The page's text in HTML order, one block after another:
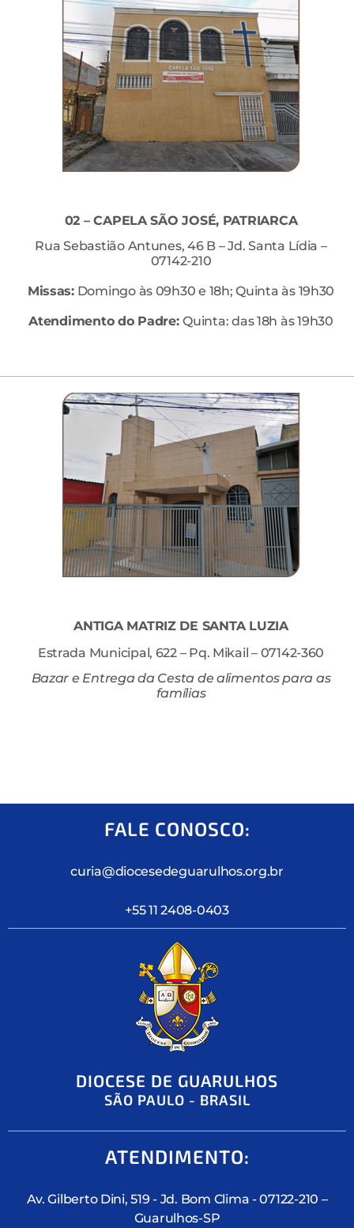
02 – CAPELA SÃO JOSÉ, PATRIARCA
Rua Sebastião Antunes, 46 B – Jd. Santa Lídia –
07142-210
Missas:Domingo às 09h30 e 18h; Quinta às 19h30
Atendimento do Padre:Quinta: das 18h às 19h30
ANTIGA MATRIZ DE SANTA LUZIA
Estrada Municipal, 622 – Pq. Mikail – 07142-360
Bazar e Entrega da Cesta de alimentos para as
famílias
FALE CONOSCO:
curia@diocesedeguarulhos.org.br
+55 11 2408-0403
DIOCESE DE GUARULHOS
SÃO PAULO - BRASIL
ATENDIMENTO:
Av. Gilberto Dini, 519 - Jd. Bom Clima - 07122-210 –
Guarulhos-SP